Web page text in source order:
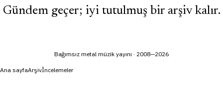
Gündem geçer; iyi tutulmuş bir arşiv kalır.
Bağımsız metal müzik yayını · 2008—2026
Ana sayfaArşivİncelemeler